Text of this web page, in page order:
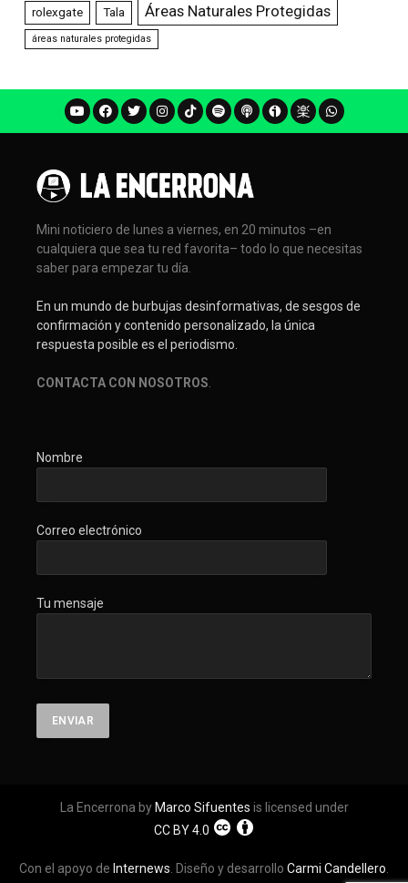
rolexgate Tala Áreas Naturales Protegidas
áreas naturales protegidas
Mini noticiero de lunes a viernes, en 20 minutos –en
cualquiera que sea tu red favorita– todo lo que necesitas
saber para empezar tu día.
En un mundo de burbujas desinformativas, de sesgos de
confirmación y contenido personalizado, la única
respuesta posible es el periodismo.
CONTACTA CON NOSOTROS.
Nombre
Correo electrónico
Tu mensaje
La Encerrona by Marco Sifuentes is licensed under
CC BY 4.0
Con el apoyo de Internews. Diseño y desarrollo Carmi Candellero.